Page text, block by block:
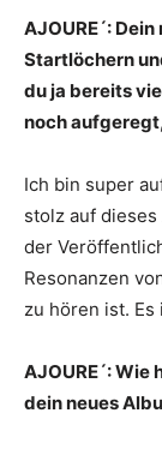
AJOURE´:
Startlöchern
du ja bereits
noch
Ich bin super
stolz auf
der
Resonanzen
zu hören ist.
AJOURE´:
dein neues